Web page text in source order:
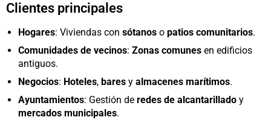
Clientes principales
Hogares: Viviendas con sótanos o patios comunitarios.
Comunidades de vecinos: Zonas comunes en edificios
antiguos.
Negocios: Hoteles, bares y almacenes marítimos.
Ayuntamientos: Gestión de redes de alcantarillado y
mercados municipales.